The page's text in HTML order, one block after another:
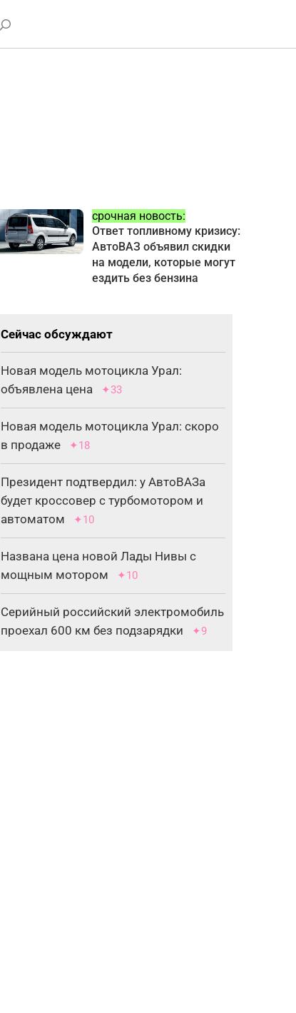
срочная новость:
Ответ топливному кризису:
АвтоВАЗ объявил скидки
на модели, которые могут
ездить без бензина
Сейчас обсуждают
Новая модель мотоцикла Урал:
объявлена цена
✦33
Новая модель мотоцикла Урал: скоро
в продаже
✦18
Президент подтвердил: у АвтоВАЗа
будет кроссовер с турбомотором и
автоматом
✦10
Названа цена новой Лады Нивы с
мощным мотором
✦10
Серийный российский электромобиль
проехал 600 км без подзарядки
✦9